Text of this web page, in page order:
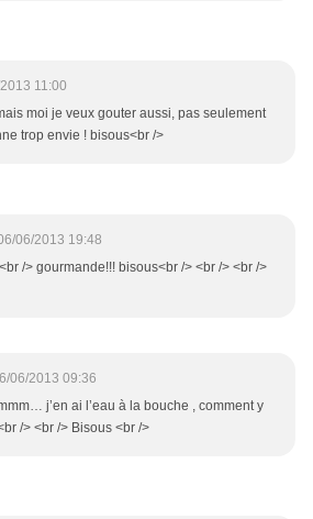
11:00
moi je veux gouter aussi, pas seulement
trop envie ! bisous<br />
06/2013 19:48
/> gourmande!!! bisous<br /> <br /> <br />
06/2013 09:36
j’en ai l’eau à la bouche , comment y
/> <br /> Bisous <br />